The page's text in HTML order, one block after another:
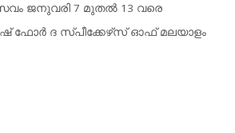
ജനുവരി 7 മുതല്‍ 13 വരെ
ഫോര്‍ ദ സ്പീക്കേഴ്‌സ് ഓഫ് മലയാളം